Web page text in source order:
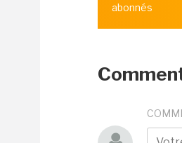
abonnés